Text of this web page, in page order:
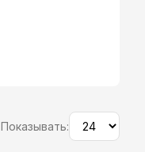
Показывать: